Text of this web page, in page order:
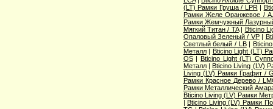
(LT) Рамки Груша / LPR|
Рамки Желе Оранжевое /
Рамки Жемчужный
Мягкий Титан / TA| Bticino
Опаловый Зеленый / VP|
Светлый белый / LB|
Металл| Bticino Light (LT)
OS| Bticino Light (LT)
Металл|Bticino Living (LV)
Living (LV) Рамки Графит /
Рамки Красное Дерево /
Рамки Металлический
Bticino Living (LV) Рамки
|Bticino Living (LV) Рамки